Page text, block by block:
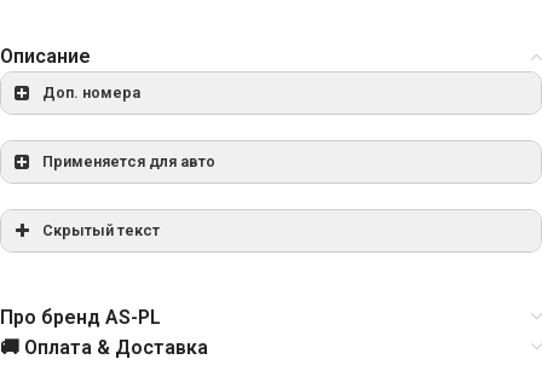
Описание
Доп. номера
KAX70300 ASHDOWN INGRAM
CBH40110AS
Применяется для авто
Скрытый текст
Про бренд AS-PL
🚚 Оплата & Доставка